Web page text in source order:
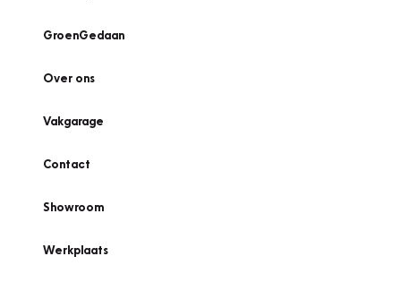
GroenGedaan
Over ons
Vakgarage
Contact
Showroom
Werkplaats